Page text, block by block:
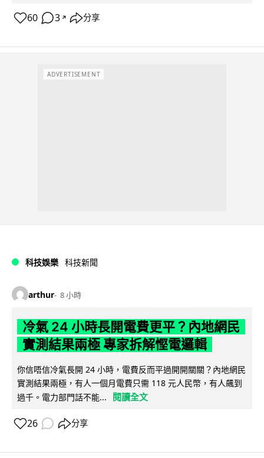
60 3 ↗ 分享
ADVERTISEMENT
科技娛樂 科技新聞
arthur 8 小時
冷氣 24 小時長開電費更平？內地網民
實測結果兩極 專家拆解慳電邏輯
你信唔信冷氣長開 24 小時，電費反而平過開開關關？內地網民
實測結果兩極，有人一個月電費只需 118 元人民幣，有人飆到
過千。電力部門話不能...
閱讀全文
26 分享